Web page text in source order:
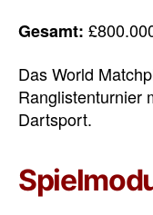
Gesamt:
Das World
Ranglistenturnier
Dartsport.